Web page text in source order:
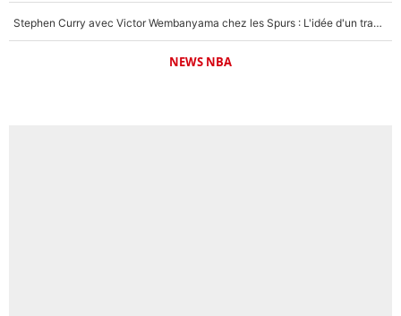
Stephen Curry avec Victor Wembanyama chez les Spurs : L'idée d'un trade historique est lancée en NBA !
NEWS NBA